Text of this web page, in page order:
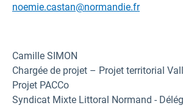
noemie.castan@normandie.fr
Camille SIMON
Chargée de projet – Projet territorial
Projet PACCo
Syndicat Mixte Littoral Normand -